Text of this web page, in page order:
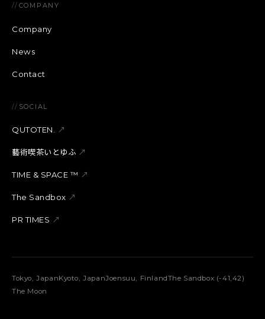
// COMPANY
Company
News
Contact
// SOCIAL
QUTOTEN. ↗
藝術喫茶いとゆふ ↗
TIME & SPACE ™︎ ↗
The Sandbox ↗
PR TIMES ↗
Tokyo, JapanKyoto, JapanJoensuu, FinlandThe Sandbox (-41,42)
The Moon